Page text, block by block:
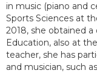
in music (piano and
Sports Sciences at
2018, she obtained
Education, also at
teacher, she has
and musician, such